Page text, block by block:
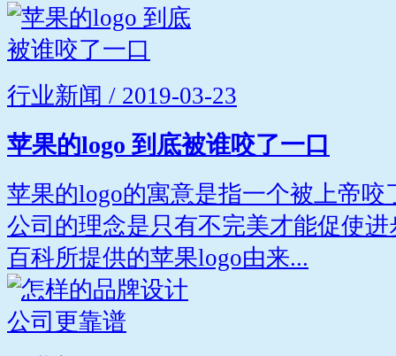
行业新闻 / 2019-03-23
苹果的logo 到底被谁咬了一口
苹果的logo的寓意是指一个被上帝
公司的理念是只有不完美才能促使
百科所提供的苹果logo由来...